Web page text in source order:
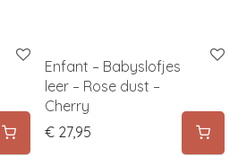
Enfant – Babyslofjes
leer – Rose dust –
Cherry
€ 27,95